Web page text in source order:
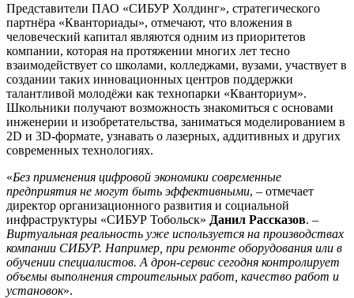
Представители ПАО «СИБУР Холдинг», стратегического
партнёра «Кванториады», отмечают, что вложения в
человеческий капитал являются одним из приоритетов
компании, которая на протяжении многих лет тесно
взаимодействует со школами, колледжами, вузами, участвует в
создании таких инновационных центров поддержки
талантливой молодёжи как технопарки «Кванториум».
Школьники получают возможность знакомиться с основами
инженерии и изобретательства, заниматься моделированием в
2D и 3D-формате, узнавать о лазерных, аддитивных и других
современных технологиях.
«Без применения цифровой экономики современные
предприятия не могут быть эффективными, – отмечает
директор организационного развития и социальной
инфраструктуры «СИБУР Тобольск» Данил Рассказов. –
Виртуальная реальность уже используется на производствах
компании СИБУР. Например, при ремонте оборудования или в
обучении специалистов. А дрон-сервис сегодня контролирует
объемы выполнения строительных работ, качество работ и
установок».